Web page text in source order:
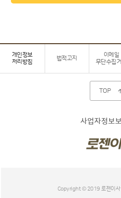
개인정보
처리방침
법적고지
이메일
무단수집
TOP
사업자정보
Copyright © 2019 로젠이